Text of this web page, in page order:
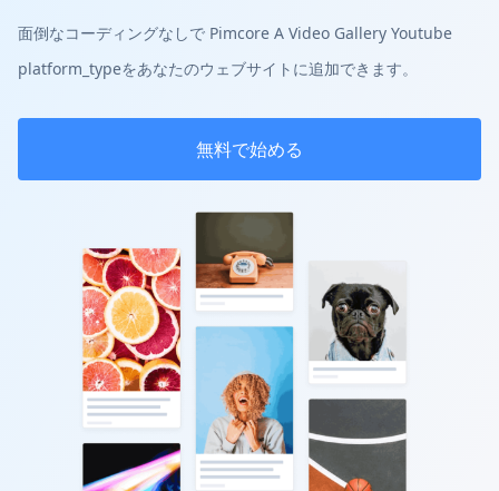
面倒なコーディングなしで Pimcore A Video Gallery Youtube
platform_typeをあなたのウェブサイトに追加できます。
無料で始める